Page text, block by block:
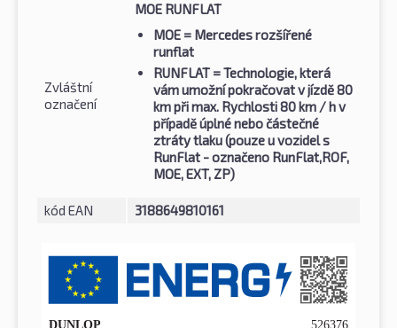
Zvláštní
označení
MOE RUNFLAT
MOE = Mercedes rozšířené
runflat
RUNFLAT = Technologie, která
vám umožní pokračovat v jízdě 80
km při max. Rychlosti 80 km / h v
případě úplné nebo částečné
ztráty tlaku (pouze u vozidel s
RunFlat - označeno RunFlat,ROF,
MOE, EXT, ZP)
kód EAN 3188649810161